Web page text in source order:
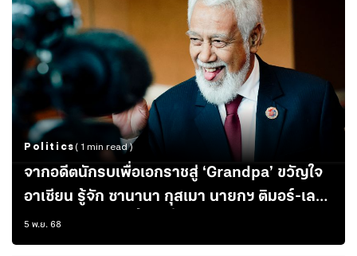
Politics ( 1 min read )
จากอดีตนักรบเพื่อเอกราชสู่ ‘Grandpa’ ขวัญใจ
อาเซียน รู้จัก ซานานา กุสเมา นายกฯ ติมอร์-เลส
เต กับบุคลิกคุณปู่ขี้เล่นที่กลายเป็นไวรัล
5 พ.ย. 68